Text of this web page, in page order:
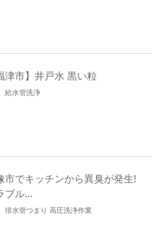
津市】井戸水 黒い粒
給水管洗浄
市でキッチンから異臭が発生!
ブル…
排水管つまり 高圧洗浄作業